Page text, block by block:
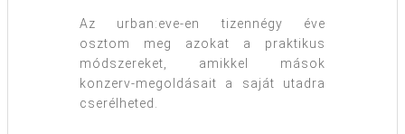
Az urban:eve-en tizennégy éve
osztom meg azokat a praktikus
módszereket, amikkel mások
konzerv-megoldásait a saját utadra
cserélheted.